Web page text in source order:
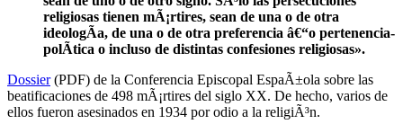
religiosas tienen mÃ¡rtires, sean de una o de otra
ideologÃ­a, de una o de otra preferencia â€“o pertenencia-
polÃ­tica o incluso de distintas confesiones religiosas».
Dossier(PDF) de la Conferencia Episcopal EspaÃ±ola sobre las
beatificaciones de 498 mÃ¡rtires del siglo XX. De hecho, varios de
ellos fueron asesinados en 1934 por odio a la religiÃ³n.